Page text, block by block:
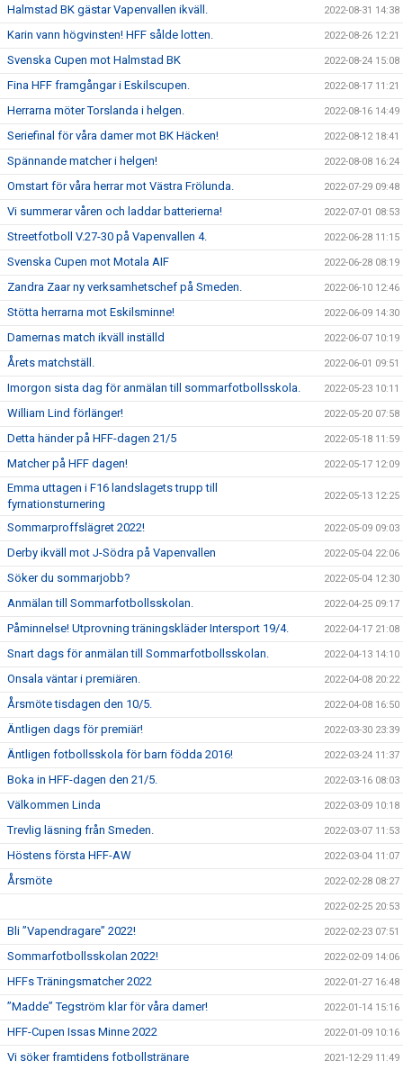
Halmstad BK gästar Vapenvallen ikväll. 2022-08-31 14:38
Karin vann högvinsten! HFF sålde lotten. 2022-08-26 12:21
Svenska Cupen mot Halmstad BK 2022-08-24 15:08
Fina HFF framgångar i Eskilscupen. 2022-08-17 11:21
Herrarna möter Torslanda i helgen. 2022-08-16 14:49
Seriefinal för våra damer mot BK Häcken! 2022-08-12 18:41
Spännande matcher i helgen! 2022-08-08 16:24
Omstart för våra herrar mot Västra Frölunda. 2022-07-29 09:48
Vi summerar våren och laddar batterierna! 2022-07-01 08:53
Streetfotboll V.27-30 på Vapenvallen 4. 2022-06-28 11:15
Svenska Cupen mot Motala AIF 2022-06-28 08:19
Zandra Zaar ny verksamhetschef på Smeden. 2022-06-10 12:46
Stötta herrarna mot Eskilsminne! 2022-06-09 14:30
Damernas match ikväll inställd 2022-06-07 10:19
Årets matchställ. 2022-06-01 09:51
Imorgon sista dag för anmälan till sommarfotbollsskola. 2022-05-23 10:11
William Lind förlänger! 2022-05-20 07:58
Detta händer på HFF-dagen 21/5 2022-05-18 11:59
Matcher på HFF dagen! 2022-05-17 12:09
Emma uttagen i F16 landslagets trupp till
fyrnationsturnering
2022-05-13 12:25
Sommarproffslägret 2022! 2022-05-09 09:03
Derby ikväll mot J-Södra på Vapenvallen 2022-05-04 22:06
Söker du sommarjobb? 2022-05-04 12:30
Anmälan till Sommarfotbollsskolan. 2022-04-25 09:17
Påminnelse! Utprovning träningskläder Intersport 19/4. 2022-04-17 21:08
Snart dags för anmälan till Sommarfotbollsskolan. 2022-04-13 14:10
Onsala väntar i premiären. 2022-04-08 20:22
Årsmöte tisdagen den 10/5. 2022-04-08 16:50
Äntligen dags för premiär! 2022-03-30 23:39
Äntligen fotbollsskola för barn födda 2016! 2022-03-24 11:37
Boka in HFF-dagen den 21/5. 2022-03-16 08:03
Välkommen Linda 2022-03-09 10:18
Trevlig läsning från Smeden. 2022-03-07 11:53
Höstens första HFF-AW 2022-03-04 11:07
Årsmöte 2022-02-28 08:27
2022-02-25 20:53
Bli ”Vapendragare” 2022! 2022-02-23 07:51
Sommarfotbollsskolan 2022! 2022-02-09 14:06
HFFs Träningsmatcher 2022 2022-01-27 16:48
”Madde” Tegström klar för våra damer! 2022-01-14 15:16
HFF-Cupen Issas Minne 2022 2022-01-09 10:16
Vi söker framtidens fotbollstränare 2021-12-29 11:49